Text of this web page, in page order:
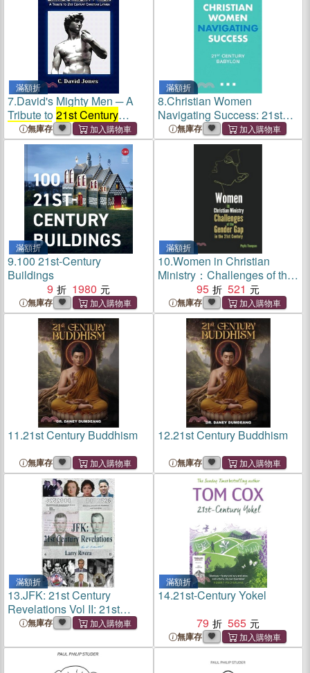
滿額折
7.David's Mighty Men ─ A
Tribute to21st Century
ChristianLaymen
無庫存
滿額折
8.Christian Women
Navigating Success: 21st
Century Babylon
無庫存
滿額折
9.100 21st-Century
Buildings
9
1980
無庫存
滿額折
10.Women in Christian
Ministry：Challenges of the
Gender Gap in the 21st
Century
95 521
無庫存
11.21st Century Buddhism
無庫存
12.21st Century Buddhism
無庫存
滿額折
13.JFK: 21st Century
Revelations Vol II: 21st
Century Revelations Vol II:
Vol II: 21st Century
Revelations Vol II
無庫存
滿額折
14.21st-Century Yokel
79
565
無庫存